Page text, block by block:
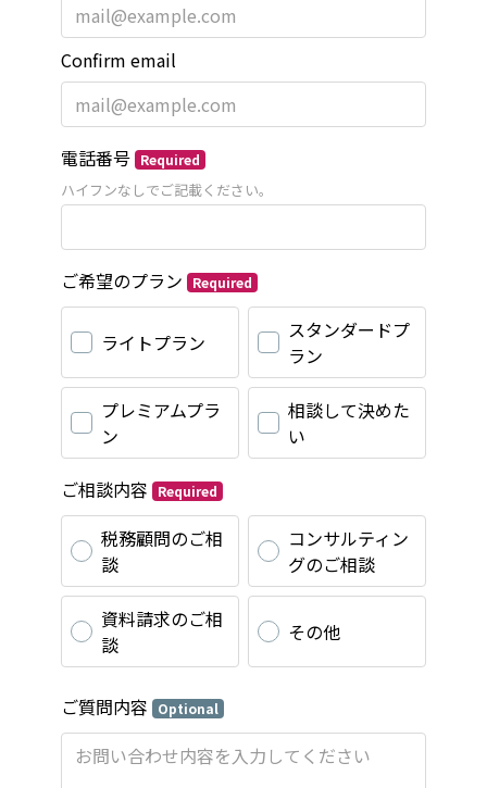
Confirm email
電話番号 Required
ハイフンなしでご記載ください。
ご希望のプラン Required
ライトプラン
スタンダードプ
ラン
プレミアムプラ
ン
相談して決めた
い
ご相談内容 Required
税務顧問のご相
談
コンサルティン
グのご相談
資料請求のご相
談
その他
ご質問内容 Optional